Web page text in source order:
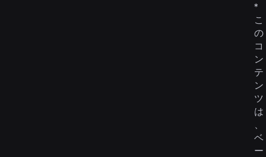
*
こ
の
コ
ン
テ
ン
ツ
は
、
ベ
ー